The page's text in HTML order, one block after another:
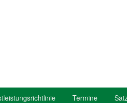
Termine